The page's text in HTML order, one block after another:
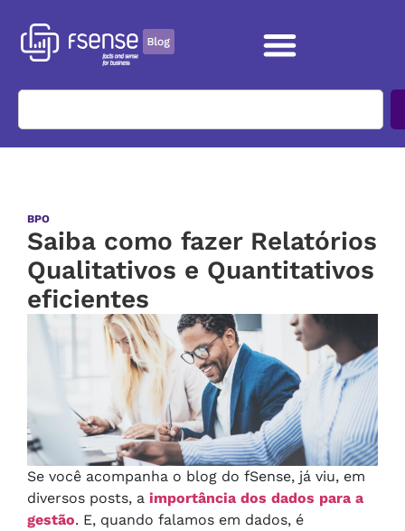
BPO
Saiba como fazer Relatórios
Qualitativos e Quantitativos
eficientes
Se você acompanha o blog do fSense, já viu, em
diversos posts, a importância dos dados para a
gestão. E, quando falamos em dados, é